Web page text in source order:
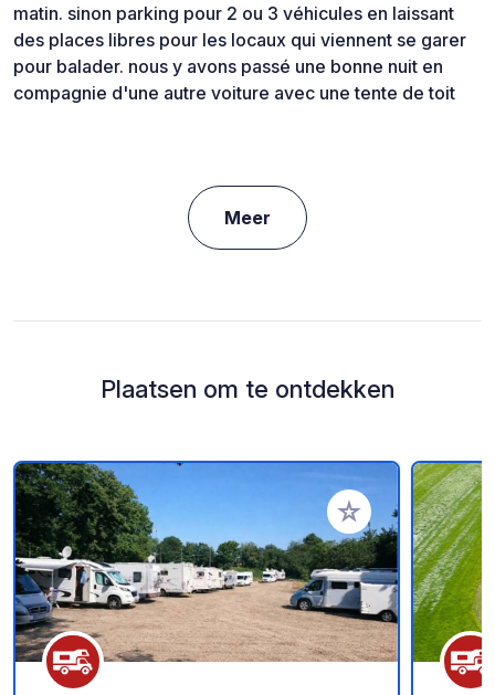
matin. sinon parking pour 2 ou 3 véhicules en laissant
des places libres pour les locaux qui viennent se garer
pour balader. nous y avons passé une bonne nuit en
compagnie d'une autre voiture avec une tente de toit
Meer
Plaatsen om te ontdekken
Voeg toe aan je